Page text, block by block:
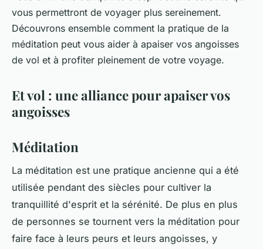
vous permettront de voyager plus sereinement.
Découvrons ensemble comment la pratique de la
méditation peut vous aider à apaiser vos angoisses
de vol et à profiter pleinement de votre voyage.
Et vol : une alliance pour apaiser vos
angoisses
Méditation
La méditation est une pratique ancienne qui a été
utilisée pendant des siècles pour cultiver la
tranquillité d'esprit et la sérénité. De plus en plus
de personnes se tournent vers la méditation pour
faire face à leurs peurs et leurs angoisses, y